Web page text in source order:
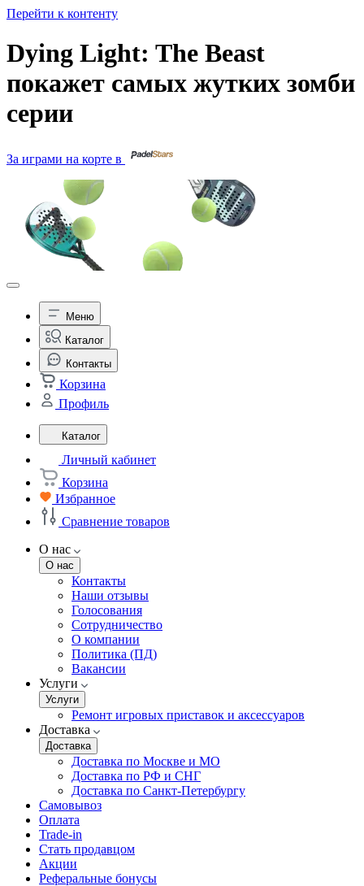
Перейти к контенту
Dying Light: The Beast
покажет самых жутких зомби
серии
За играми на корте в
Меню
Каталог
Контакты
Корзина
Профиль
Каталог
Личный кабинет
Корзина
Избранное
Сравнение товаров
О нас
О нас
Контакты
Наши отзывы
Голосования
Сотрудничество
О компании
Политика (ПД)
Вакансии
Услуги
Услуги
Ремонт игровых приставок и аксессуаров
Доставка
Доставка
Доставка по Москве и МО
Доставка по РФ и СНГ
Доставка по Санкт-Петербургу
Самовывоз
Оплата
Trade-in
Стать продавцом
Акции
Реферальные бонусы